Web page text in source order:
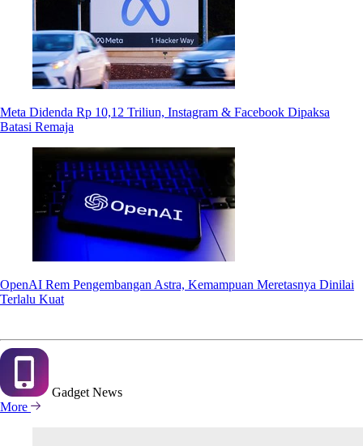
Meta Didenda Rp 10,12 Triliun, Instagram & Facebook Dipaksa
Batasi Remaja
OpenAI Rem Pengembangan Astra, Kemampuan Meretasnya Dinilai
Terlalu Kuat
Gadget News
More